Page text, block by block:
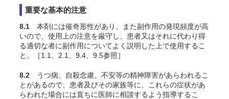
重要な基本的注意
8.1 本剤には催奇形性があり、また副作用の発現頻度が高
いので、使用上の注意を厳守し、患者又はそれに代わり得
る適切な者に副作用についてよく説明した上で使用するこ
と。［1.1、2.1、9.4、9.5参照］
8.2 うつ病、自殺念慮、不安等の精神障害があらわれるこ
とがあるので、患者及びその家族等に、これらの症状があ
らわれた場合には直ちに医師に相談するよう指導するこ